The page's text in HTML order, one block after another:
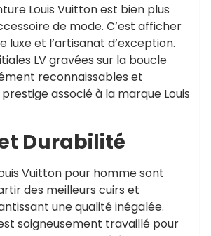
Louis Vuitton est bien plus
de mode. C’est afficher
luxe et l’artisanat d’exception.
LV gravées sur la boucle
reconnaissables et
associé à la marque Louis
Durabilité
Vuitton pour homme sont
des meilleurs cuirs et
une qualité inégalée.
soigneusement travaillé pour